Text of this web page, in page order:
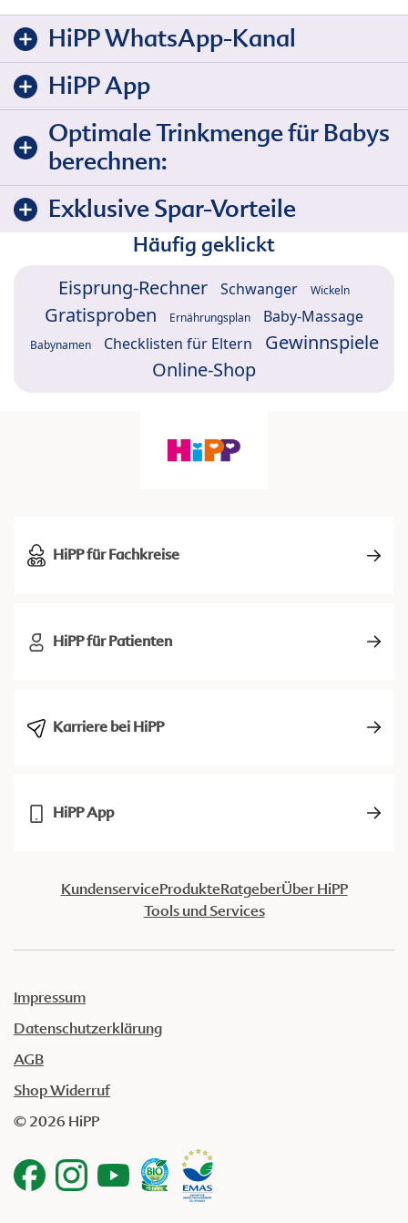
HiPP WhatsApp-Kanal
HiPP App
Optimale Trinkmenge für Babys
berechnen:
Exklusive Spar-Vorteile
Häufig geklickt
Eisprung-Rechner Schwanger Wickeln
Gratisproben Ernährungsplan Baby-Massage
Babynamen Checklisten für Eltern
Gewinnspiele
Online-Shop
HiPP für Fachkreise
HiPP für Patienten
Karriere bei HiPP
HiPP App
KundenserviceProdukteRatgeberÜber HiPP
Tools und Services
Impressum
Datenschutzerklärung
AGB
Shop Widerruf
© 2026 HiPP